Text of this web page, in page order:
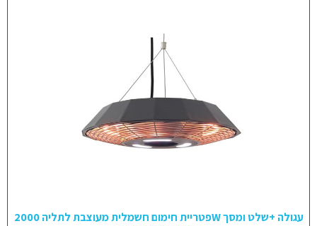
פטריית חימום חשמלית מעוצבת לתליה 2000W עגולה +שלט ומסך